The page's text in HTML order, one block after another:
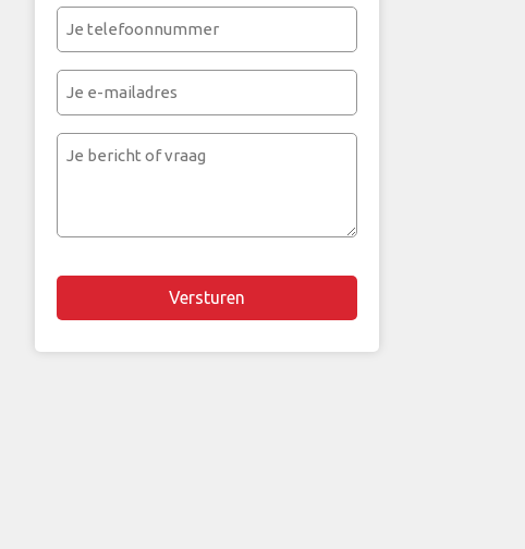
(Vereist)
telefoonnummer
(Vereist)
e-
mailadres
Chapta